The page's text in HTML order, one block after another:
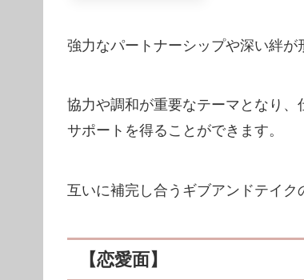
強力なパートナーシップや深い絆が
協力や調和が重要なテーマとなり
サポートを得ることができます。
互いに補完し合うギブアンドテイク
【恋愛面】